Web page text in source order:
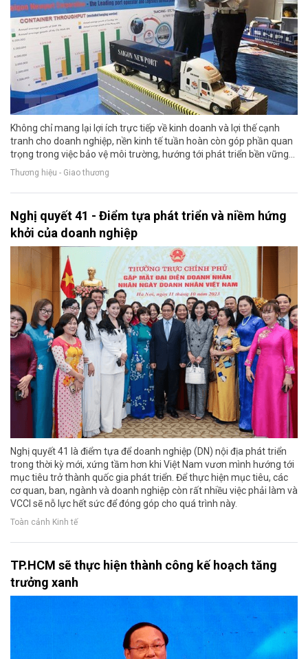
Không chỉ mang lại lợi ích trực tiếp về kinh doanh và lợi thế cạnh
tranh cho doanh nghiệp, nền kinh tế tuần hoàn còn góp phần quan
trọng trong việc bảo vệ môi trường, hướng tới phát triển bền vững...
Thương hiệu - Giao thương
Nghị quyết 41 - Điểm tựa phát triển và niềm hứng
khởi của doanh nghiệp
Nghị quyết 41 là điểm tựa để doanh nghiệp (DN) nội địa phát triển
trong thời kỳ mới, xứng tầm hơn khi Việt Nam vươn mình hướng tới
mục tiêu trở thành quốc gia phát triển. Để thực hiện mục tiêu, các
cơ quan, ban, ngành và doanh nghiệp còn rất nhiều việc phải làm và
VCCI sẽ nỗ lực hết sức để đóng góp cho quá trình này.
Toàn cảnh Kinh tế
TP.HCM sẽ thực hiện thành công kế hoạch tăng
trưởng xanh